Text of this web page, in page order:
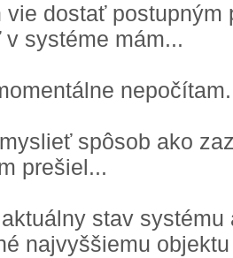
vie dostať
systéme mám...
spôsob ako
prešiel...
stav
najvyššiemu